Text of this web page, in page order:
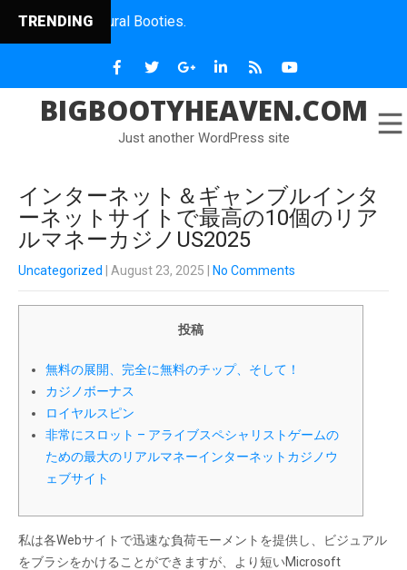
TRENDING
Natural Booties.
BIGBOOTYHEAVEN.COM
Just another WordPress site
インターネット＆ギャンブルインタ
ーネットサイトで最高の10個のリア
ルマネーカジノUS2025
Uncategorized | August 23, 2025 No Comments
投稿
無料の展開、完全に無料のチップ、そして！
カジノボーナス
ロイヤルスピン
非常にスロット – アライブスペシャリストゲームの
ための最大のリアルマネーインターネットカジノウ
ェブサイト
私は各Webサイトで迅速な負荷モーメントを提供し、ビジュアル
をブラシをかけることができますが、より短いMicrosoft